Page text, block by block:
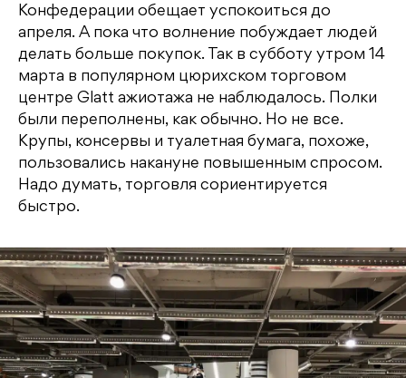
Конфедерации обещает успокоиться до
апреля. А пока что волнение побуждает людей
делать больше покупок. Так в субботу утром 14
марта в популярном цюрихском торговом
центре Glatt ажиотажа не наблюдалось. Полки
были переполнены, как обычно. Но не все.
Крупы, консервы и туалетная бумага, похоже,
пользовались накануне повышенным спросом.
Надо думать, торговля сориентируется
быстро.